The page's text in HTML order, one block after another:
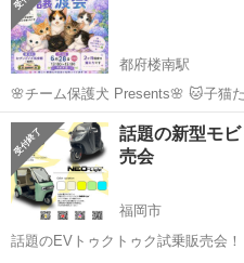
通年で活躍する...
都府楼南駅
🌸チーム保護犬 Presents🌸 🐱子猫たちの譲
に、 新しい家族との出会いがありますように✨ 今回
は すべて野良猫が産んだ子猫たちです。 純血種の猫ではあり
外で生ま...
福岡 筑紫野市 都府楼南駅
話題の新型モ
売会
福岡市
話題のEVトゥクトゥク試乗販売会！ 【車検】【車庫証明】不要！